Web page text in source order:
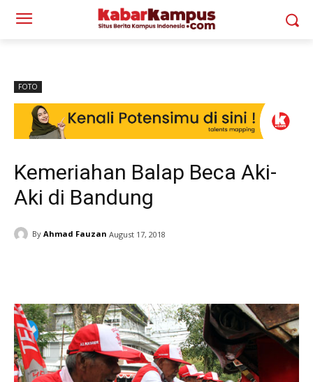
FOTO
Kemeriahan Balap Beca Aki-
Aki di Bandung
By Ahmad Fauzan August 17, 2018